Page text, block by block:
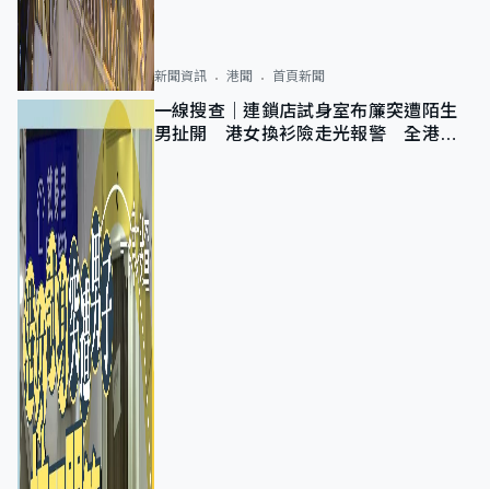
新聞資訊 港聞 首頁新聞
一線搜查｜連鎖店試身室布簾突遭陌生
男扯開 港女換衫險走光報警 全港分